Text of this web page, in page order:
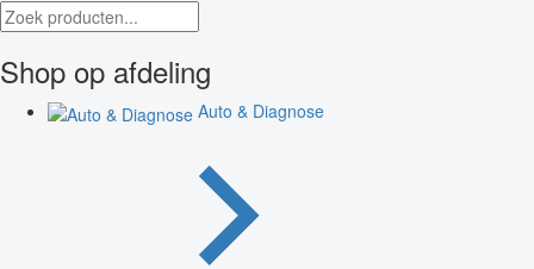
Shop op afdeling
Auto & Diagnose